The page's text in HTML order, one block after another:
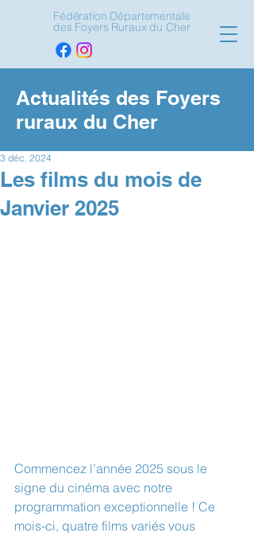
Fédération Départementale
des Foyers Ruraux du Cher
Actualités des Foyers
ruraux du Cher
Les films du mois de
Janvier 2025
3 déc. 2024
Commencez l’année 2025 sous le
signe du cinéma avec notre
programmation exceptionnelle ! Ce
mois-ci, quatre films variés vous